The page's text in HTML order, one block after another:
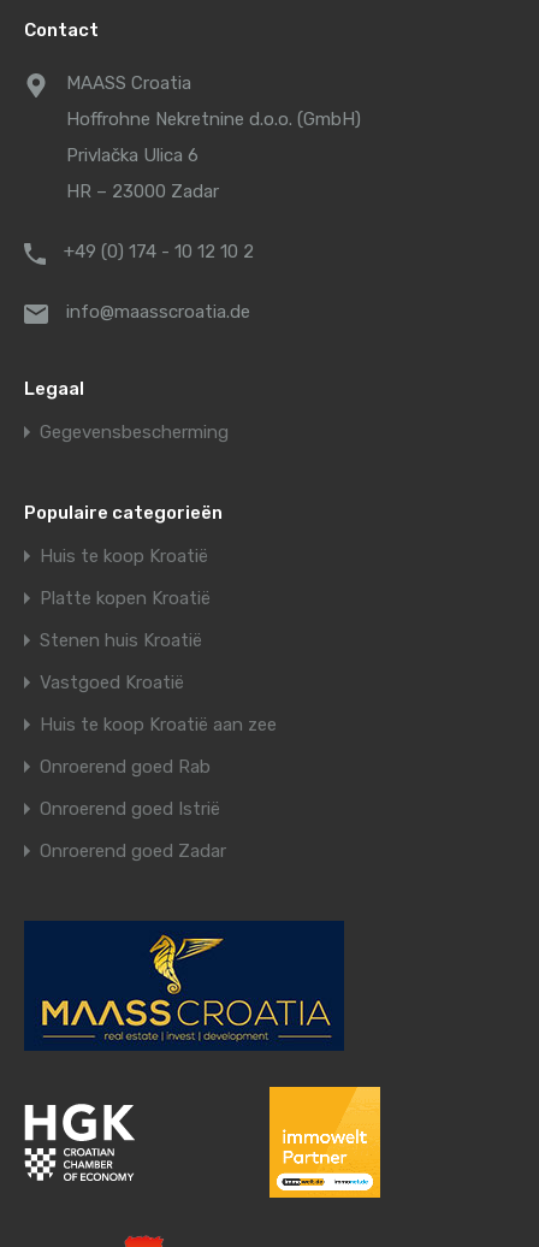
Contact
MAASS Croatia
Hoffrohne Nekretnine d.o.o. (GmbH)
Privlačka Ulica 6
HR – 23000 Zadar
+49 (0) 174 - 10 12 10 2
info@maasscroatia.de
Legaal
Gegevensbescherming
Populaire categorieën
Huis te koop Kroatië
Platte kopen Kroatië
Stenen huis Kroatië
Vastgoed Kroatië
Huis te koop Kroatië aan zee
Onroerend goed Rab
Onroerend goed Istrië
Onroerend goed Zadar